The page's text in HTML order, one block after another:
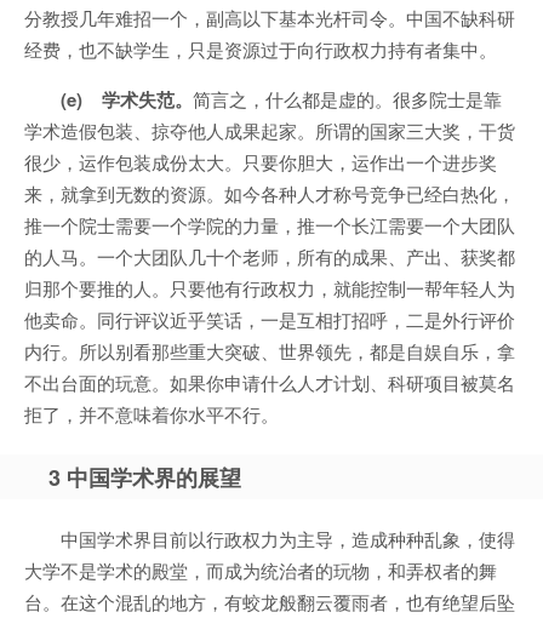
分教授几年难招一个，副高以下基本光杆司令。中国不缺科研
经费，也不缺学生，只是资源过于向行政权力持有者集中。
(e) 学术失范。 简言之，什么都是虚的。很多院士是靠
学术造假包装、掠夺他人成果起家。所谓的国家三大奖，干货
很少，运作包装成份太大。只要你胆大，运作出一个进步奖
来，就拿到无数的资源。如今各种人才称号竞争已经白热化，
推一个院士需要一个学院的力量，推一个长江需要一个大团队
的人马。一个大团队几十个老师，所有的成果、产出、获奖都
归那个要推的人。只要他有行政权力，就能控制一帮年轻人为
他卖命。同行评议近乎笑话，一是互相打招呼，二是外行评价
内行。所以别看那些重大突破、世界领先，都是自娱自乐，拿
不出台面的玩意。如果你申请什么人才计划、科研项目被莫名
拒了，并不意味着你水平不行。
3 中国学术界的展望
中国学术界目前以行政权力为主导，造成种种乱象，使得
大学不是学术的殿堂，而成为统治者的玩物，和弄权者的舞
台。在这个混乱的地方，有蛟龙般翻云覆雨者，也有绝望后坠